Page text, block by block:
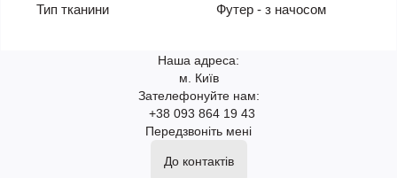
Тип тканини Футер - з начосом
Наша адреса:
м. Київ
Зателефонуйте нам:
+38 093 864 19 43
Передзвоніть мені
До контактів